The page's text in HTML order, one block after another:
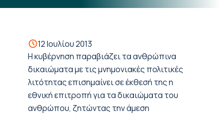
12 Ιουλίου 2013
Η κυβέρνηση παραβιάζει τα ανθρώπινα
δικαιώματα με τις μνημονιακές πολιτικές
λιτότητας επισημαίνει σε έκθεσή της η
εθνική επιτροπή για τα δικαιώματα του
ανθρώπου, ζητώντας την άμεση